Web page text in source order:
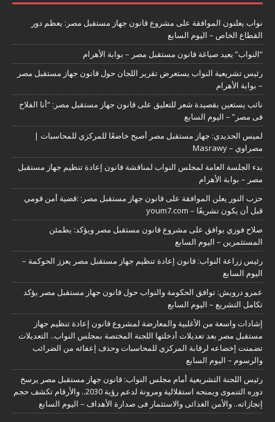
نواب يعلنون الموافقة على مشروع قانون جهاز مستقبل مصر: يعظم دور
القطاع الخاص – اليوم السابع
“النواب” يعيد صياغة قانون مستقبل مصر – بوابة الأهرام
رئيس تشريعية النواب يستعرض تقرير اللجان حول قانون جهاز مستقبل مصر
– بوابة الأهرام
نائب يستعين بقصيدة شعر للتعليق على قانون جهاز مستقبل مصر: “أنا الفلاح
فى مصر” – اليوم السابع
لميس الحديدي: جهاز مستقبل مصر أصبح خاضعًا للمركزي للمحاسبات |
مصراوي – Masrawy
بدء الجلسة العامة لمجلس النواب لمناقشة قانون إعادة تنظيم جهاز مستقبل
مصر – بوابة الأهرام
حزب النور يعلن الموافقة على قانون جهاز مستقبل مصر: :قضية أمن قومي
قبل أن يكون تشريعًا – youm7.com
صلاح فوزي يوافق على مشروع قانون مستقبل مصر ويؤكد: يطمئن
المستثمرين – اليوم السابع
رئيس زراعة النواب: قانون إعادة تنظيم جهاز مستقبل مصر يعزز الحوكمة –
اليوم السابع
عمرو درويش: توافق الحكومة والنواب حول قانون جهاز مستقبل مصر يؤكد
تكامل التشريع – اليوم السابع
إشادات واسعة من الأغلبية والمعارضة لمشروع قانون إعادة تنظيم جهاز
مستقبل مصر بعد تعديلات أدخلتها اللجنة المختصة بمجلس النواب.. التعديلات
تضمنت إخضاعه لرقابة المركزي للمحاسبات وحذف إعفائه من الضرائب
والرسوم – اليوم السابع
رئيس اللجنة التشريعية أمام مجلس النواب: قانون جهاز مستقبل مصر يرسخ
دوره التنموى ويمنحه استقلالية ومرونة لدعم رؤية 2030.. والأرقام تكشف حجم
إنجازاته.. والأمن الغذائى والاستثمار فى صدارة الأهداف – اليوم السابع